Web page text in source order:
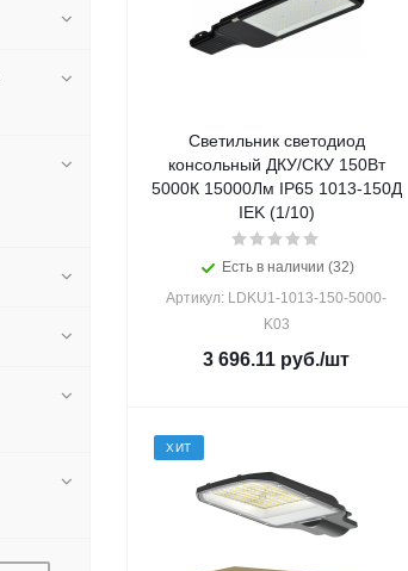
Светильник светодиод
консольный ДКУ/СКУ 150Вт
5000К 15000Лм IP65 1013-150Д
IEK (1/10)
Есть в наличии (32)
Артикул: LDKU1-1013-150-5000-
K03
3 696.11 руб./шт
ХИТ